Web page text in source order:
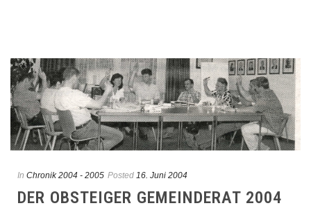
In Chronik 2004 - 2005 Posted 16. Juni 2004
DER OBSTEIGER GEMEINDERAT 2004